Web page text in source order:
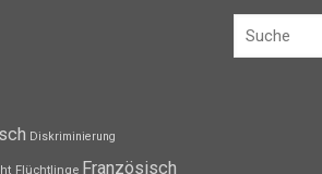
Diskriminierung
Flüchtlinge Französisch